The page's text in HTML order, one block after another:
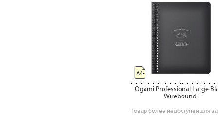
Ogami Professional Large
Wirebound
Товар более недоступен для
А4-